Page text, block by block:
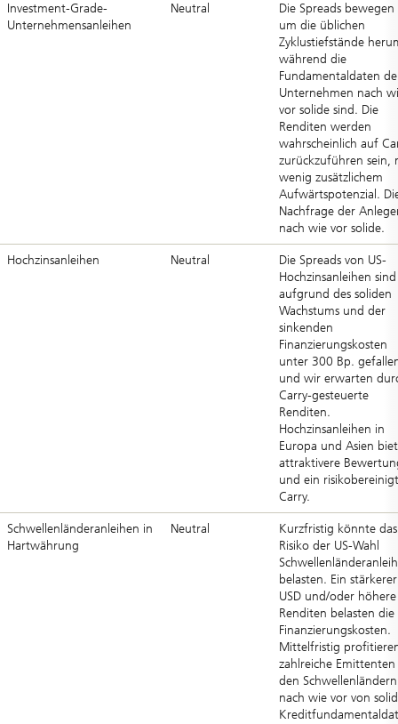
Investment-Grade-
Unternehmensanleihen
Neutral
Die Spreads bewegen
um die üblichen
Zyklustiefstände
während die
Fundamentaldaten
Unternehmen nach
vor solide sind. Die
Renditen werden
wahrscheinlich auf
zurückzuführen sein,
wenig zusätzlichem
Aufwärtspotenzial.
Nachfrage der
nach wie vor solide.
Hochzinsanleihen Neutral
Die Spreads von US-
Hochzinsanleihen sind
aufgrund des soliden
Wachstums und der
sinkenden
Finanzierungskosten
unter 300 Bp.
und wir erwarten
Carry-gesteuerte
Renditen.
Hochzinsanleihen in
Europa und Asien
attraktivere
und ein
Carry.
Schwellenländeranleihen in
Hartwährung
Neutral
Kurzfristig könnte das
Risiko der US-Wahl
belasten. Ein stärkerer
USD und/oder höhere
Renditen belasten die
Finanzierungskosten.
Mittelfristig
zahlreiche Emittenten
den Schwellenländern
nach wie vor von